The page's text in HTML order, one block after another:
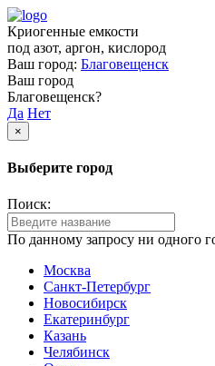
Криогенные емкости
под азот, аргон, кислород
Ваш город: Благовещенск
Ваш город
Благовещенск?
Да Нет
×
Выберите город
Поиск:
По данному запросу ни одного
Москва
Санкт-Петербург
Новосибирск
Екатеринбург
Казань
Челябинск